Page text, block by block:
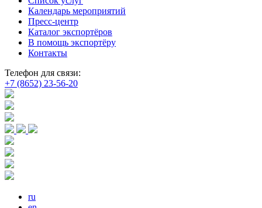
Календарь мероприятий
Пресс-центр
Каталог экспортёров
В помощь экспортёру
Контакты
Телефон для связи:
+7 (8652) 23-56-20
ru